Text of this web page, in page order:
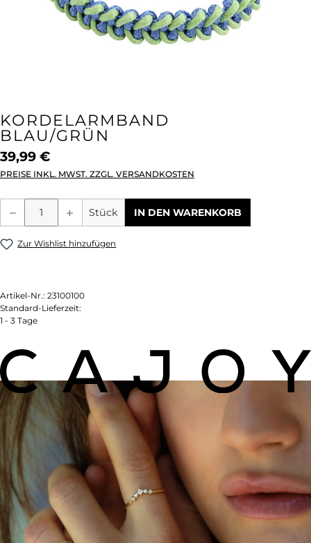
KORDELARMBAND
BLAU/GRÜN
39,99 €
PREISE INKL. MWST. ZZGL. VERSANDKOSTEN
Produkt Anzahl: Gib den gewünschten
Stück IN DEN WARENKORB
Zur Wishlist hinzufügen
Artikel-Nr.: 23100100
Standard-Lieferzeit:
1 - 3 Tage